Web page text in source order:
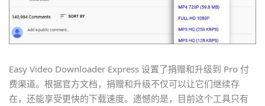
Easy Video Downloader Express 设置了捐赠和升级到 Pro 付
费渠道。根据官方文档，捐赠和升级不仅可以让它们继续存
在，还能享受更快的下载速度。遗憾的是，目前这个工具只有